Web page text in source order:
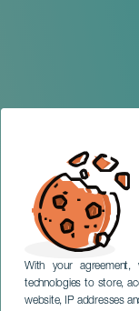
With your
technologies to store,
website, IP addresses